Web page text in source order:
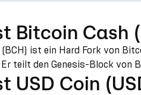
Bitcoin Cash
ist ein Hard Fork von
teilt den Genesis-Block von
USD Coin